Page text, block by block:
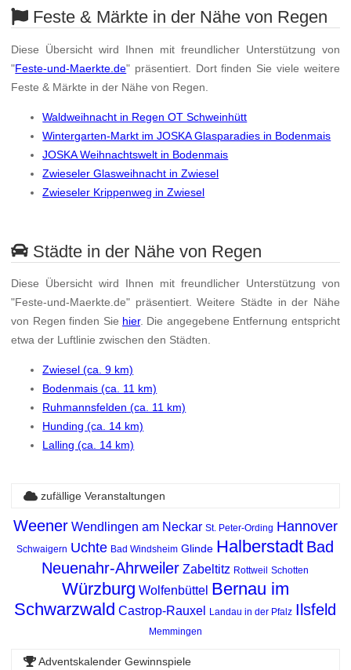
Feste & Märkte in der Nähe von Regen
Diese Übersicht wird Ihnen mit freundlicher Unterstützung von
"Feste-und-Maerkte.de" präsentiert. Dort finden Sie viele weitere
Feste & Märkte in der Nähe von Regen.
Waldweihnacht in Regen OT Schweinhütt
Wintergarten-Markt im JOSKA Glasparadies in Bodenmais
JOSKA Weihnachtswelt in Bodenmais
Zwieseler Glasweihnacht in Zwiesel
Zwieseler Krippenweg in Zwiesel
Städte in der Nähe von Regen
Diese Übersicht wird Ihnen mit freundlicher Unterstützung von
"Feste-und-Maerkte.de" präsentiert. Weitere Städte in der Nähe
von Regen finden Sie hier. Die angegebene Entfernung entspricht
etwa der Luftlinie zwischen den Städten.
Zwiesel (ca. 9 km)
Bodenmais (ca. 11 km)
Ruhmannsfelden (ca. 11 km)
Hunding (ca. 14 km)
Lalling (ca. 14 km)
zufällige Veranstaltungen
Weener Wendlingen am Neckar St. Peter-Ording Hannover
Schwaigern Uchte Bad Windsheim Glinde Halberstadt Bad
Neuenahr-Ahrweiler Zabeltitz Rottweil Schotten
Würzburg Wolfenbüttel Bernau im
Schwarzwald Castrop-Rauxel Landau in der Pfalz Ilsfeld
Memmingen
Adventskalender Gewinnspiele